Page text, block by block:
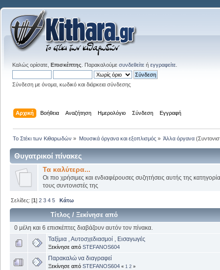
Καλώς ορίσατε, Επισκέπτης . Παρακαλούμε συνδεθείτε ή εγγραφείτε
Σύνδεση με όνομα, κωδικό και διάρκεια σύνδεσης
Αρχική Βοήθεια Αναζήτηση Ημερολόγιο Σύνδεση Εγγραφή
Το Στέκι των Κιθαρωδών » Μουσικά όργανα και εξοπλισμός» Άλλα όργανα
Θυγατρικοί πίνακες
Τα καλύτερα...
Οι πιο χρήσιμες και ενδιαφέρουσες συζητήσεις αυτής της
τους συντονιστές της
Σελίδες: [1]2 3 4 5 Κάτω
Τίτλος /Ξεκίνησε από
0 μέλη και 6 επισκέπτες διαβάζουν αυτόν τον πίνακα.
Ταξίμια , Αυτοσχεδιασμοί , Εισαγωγές
Ξεκίνησε από STEFANOS604
Παρακαλώ να διαγραφεί
Ξεκίνησε από STEFANOS604 « 1 2 »